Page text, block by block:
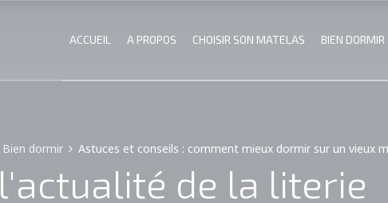
ACCUEIL A PROPOS CHOISIR SON MATELAS BIEN DORMIR
Bien dormir Astuces et conseils : comment mieux dormir sur un vieux
l'actualité de la literie